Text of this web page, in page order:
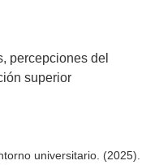
percepciones del
superior
universitario. (2025).